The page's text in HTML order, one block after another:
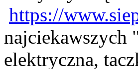
https://
najciekawszych
elektryczna,